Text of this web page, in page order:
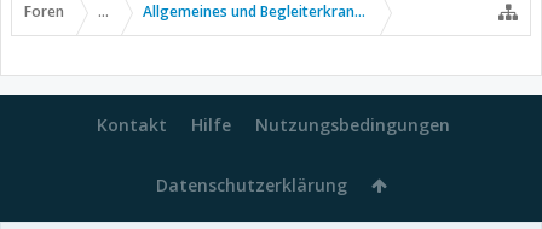
Foren ... Allgemeines und Begleiterkrankungen
Kontakt Hilfe Nutzungsbedingungen
Datenschutzerklärung